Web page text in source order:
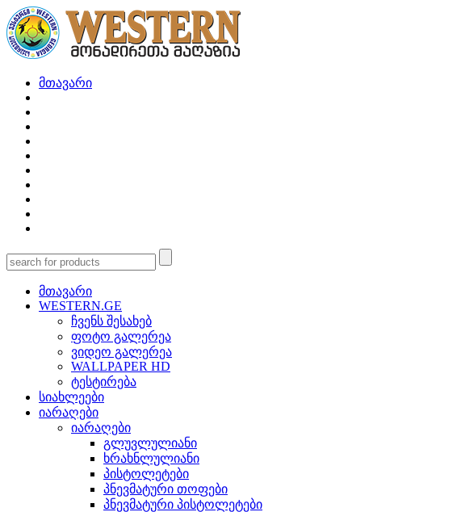
მთავარი
მთავარი
WESTERN.GE
ჩვენს შესახებ
ფოტო გალერეა
ვიდეო გალერეა
WALLPAPER HD
ტესტირება
სიახლეები
იარაღები
იარაღები
გლუვლულიანი
ხრახნლულიანი
პისტოლეტები
პნევმატური თოფები
პნევმატური პისტოლეტები